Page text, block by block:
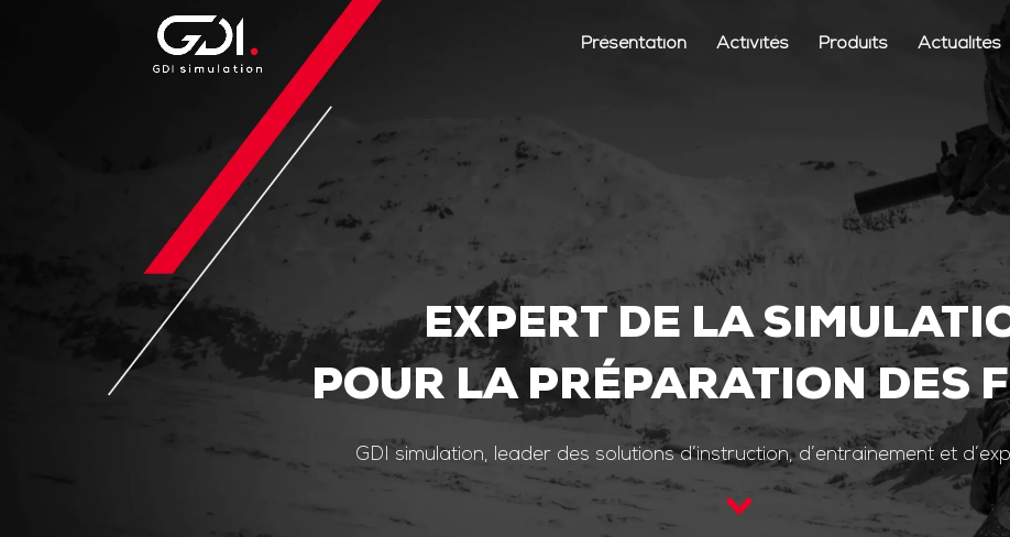
Présentation Activités Produits Actualités
EXPERT DE LA
POUR LA PRÉPARATION DES
GDI simulation, leader des solutions d’instruction, d’entrainement et